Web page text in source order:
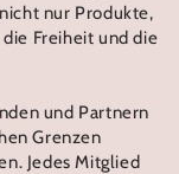
nur Produkte,
Freiheit und die
und Partnern
Grenzen
Jedes Mitglied